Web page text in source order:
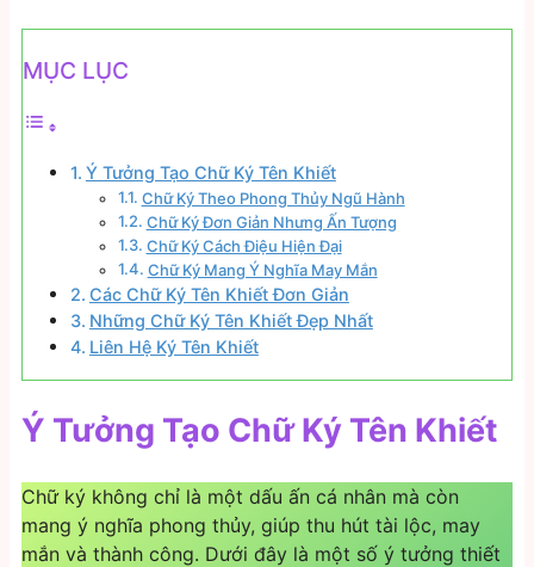
MỤC LỤC
Ý Tưởng Tạo Chữ Ký Tên Khiết
Chữ Ký Theo Phong Thủy Ngũ Hành
Chữ Ký Đơn Giản Nhưng Ấn Tượng
Chữ Ký Cách Điệu Hiện Đại
Chữ Ký Mang Ý Nghĩa May Mắn
Các Chữ Ký Tên Khiết Đơn Giản
Những Chữ Ký Tên Khiết Đẹp Nhất
Liên Hệ Ký Tên Khiết
Ý Tưởng Tạo Chữ Ký Tên Khiết
Chữ ký không chỉ là một dấu ấn cá nhân mà còn
mang ý nghĩa phong thủy, giúp thu hút tài lộc, may
mắn và thành công. Dưới đây là một số ý tưởng thiết